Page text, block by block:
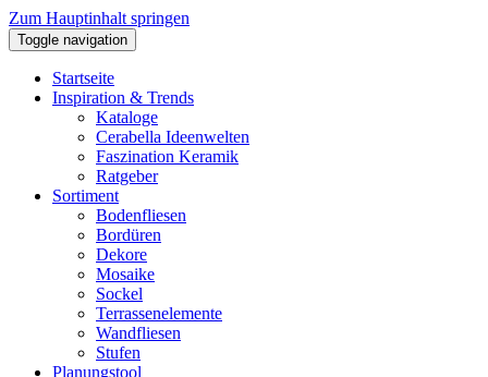
Zum Hauptinhalt springen
Toggle navigation
Startseite
Inspiration & Trends
Kataloge
Cerabella Ideenwelten
Faszination Keramik
Ratgeber
Sortiment
Bodenfliesen
Bordüren
Dekore
Mosaike
Sockel
Terrassenelemente
Wandfliesen
Stufen
Planungstool